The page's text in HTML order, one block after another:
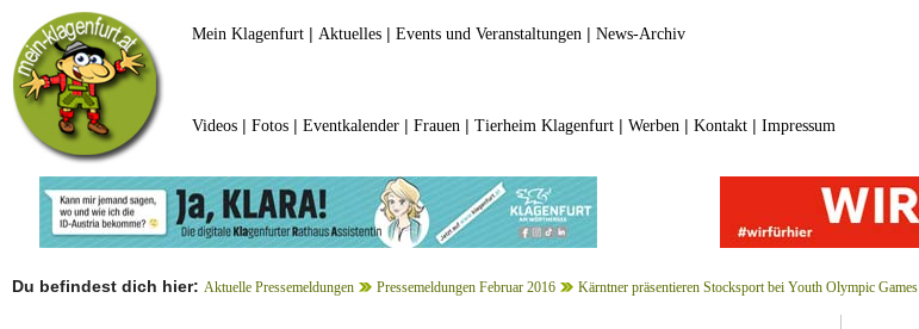
Mein Klagenfurt| Aktuelles| Events und Veranstaltungen | News-Archiv
Videos| Fotos| Eventkalender| Frauen | Tierheim Klagenfurt| Werben | Kontakt| Impressum
Du befindest dich hier: Aktuelle Pressemeldungen Pressemeldungen Februar 2016 Kärntner präsentieren Stocksport bei Youth Olympic Games